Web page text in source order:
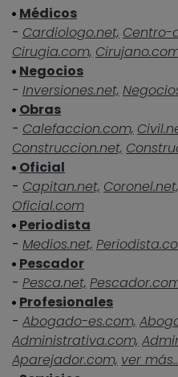
Médicos
- Cardiologo.net, Centro-
Cirugia.com,
Negocios
- Inversiones.net,
Obras
- Calefaccion.com,
Construccion.net,
Oficial
- Capitan.net, Coronel.net,
Oficial.com
Periodista
- Medios.net,
Pescador
- Pesca.net,
Profesionales
- Abogado-es.com,
Administrativa.com,
Aparejador.com, ver